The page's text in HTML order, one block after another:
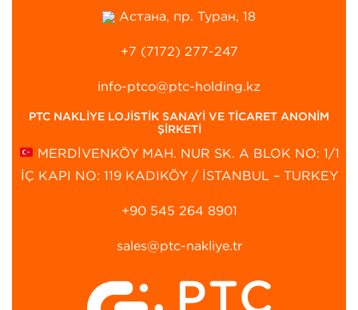
Астана, пр. Туран, 18
+7 (7172) 277-247
info-ptco@ptc-holding.kz
PTC NAKLİYE LOJİSTİK SANAYİ VE TİCARET ANONİM
ŞİRKETİ
MERDİVENKÖY MAH. NUR SK. A BLOK NO: 1/1
İÇ KAPI NO: 119 KADIKÖY / İSTANBUL – TURKEY
+90 545 264 8901‬
sales@ptc-nakliye.tr